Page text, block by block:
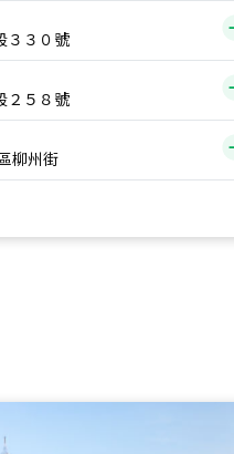
３３０號
２５８號
柳州街